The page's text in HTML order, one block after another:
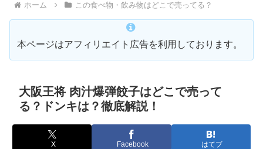
ホーム この食べ物・飲み物はどこで売ってる？
本ページはアフィリエイト広告を利用しております。
大阪王将 肉汁爆弾餃子はどこで売って
る？ドンキは？徹底解説！
X Facebook はてブ